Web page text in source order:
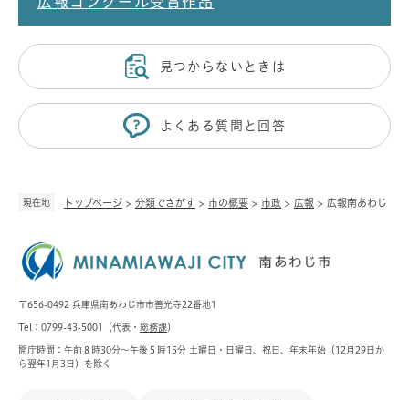
現在地 トップページ > 分類でさがす > 市の概要 > 市政 > 広報 > 広報南あわじ
見つからないときは
よくある質問と回答
〒656-0492 兵庫県南あわじ市市善光寺22番地1
Tel：0799-43-5001（代表・ 総務課）
開庁時間：午前８時30分～午後５時15分 土曜日・日曜日、祝日、年末年始（12月29日か
ら翌年1月3日）を除く